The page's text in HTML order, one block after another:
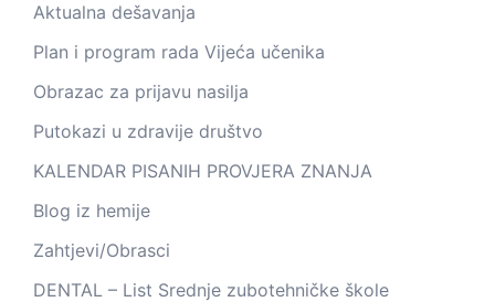
Aktualna dešavanja
Plan i program rada Vijeća učenika
Obrazac za prijavu nasilja
Putokazi u zdravije društvo
KALENDAR PISANIH PROVJERA ZNANJA
Blog iz hemije
Zahtjevi/Obrasci
DENTAL – List Srednje zubotehničke škole